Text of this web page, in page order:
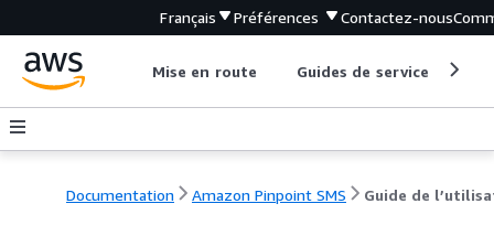
Français Préférences Contactez-nous
Mise en route Guides de service
Documentation Amazon Pinpoint SMS